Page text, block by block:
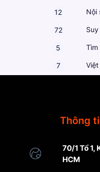
12 Nội
72
5 Tìm
7
Thông
70/1 Tổ 1,
HCM